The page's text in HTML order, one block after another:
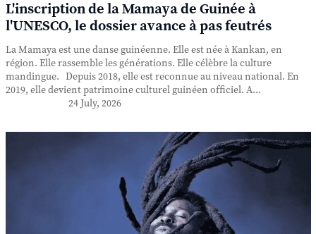
L'inscription de la Mamaya de Guinée à
l'UNESCO, le dossier avance à pas feutrés
La Mamaya est une danse guinéenne. Elle est née à Kankan, en
région. Elle rassemble les générations. Elle célèbre la culture
mandingue. Depuis 2018, elle est reconnue au niveau national. En
2019, elle devient patrimoine culturel guinéen officiel. A...
24 July, 2026